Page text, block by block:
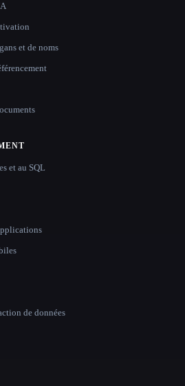
et de noms
et au SQL
de données